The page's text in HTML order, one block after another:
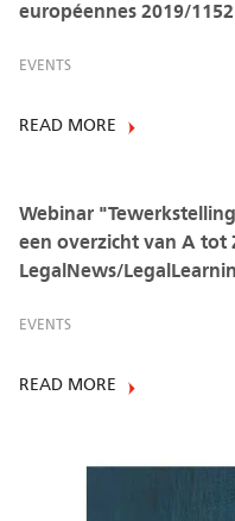
européennes 2019/
EVENTS
READ MORE
Webinar
een overzicht van A tot
LegalNews/
EVENTS
READ MORE